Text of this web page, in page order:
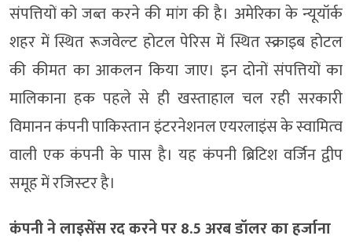
संपत्तियों को जब्त करने की मांग की है। अमेरिका के न्‍यूयॉर्क
शहर में स्थित रूजवेल्‍ट होटल पेरिस में स्थित स्‍क्राइब होटल
की कीमत का आकलन किया जाए। इन दोनों संपत्तियों का
मालिकाना हक पहले से ही खस्‍ताहाल चल रही सरकारी
विमानन कंपनी पाकिस्‍तान इंटरनेशनल एयरलाइंस के स्‍वामित्‍व
वाली एक कंपनी के पास है। यह कंपनी ब्रिटिश वर्जिन द्वीप
समूह में रजिस्‍टर है।
कंपनी ने लाइसेंस रद करने पर 8.5 अरब डॉलर का हर्जाना